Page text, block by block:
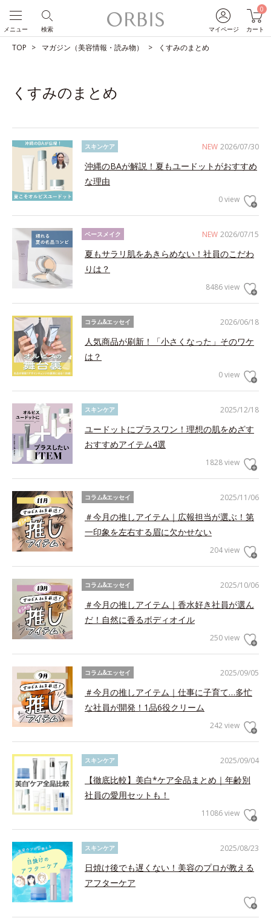
マイページ
0
カート
検索
メニュー
TOP マガジン（美容情報・読み物） くすみのまとめ
くすみのまとめ
NEW 2026/07/30
スキンケア
沖縄のBAが解説！夏もユードットがおすすめ
な理由
0 view
NEW 2026/07/15
ベースメイク
夏もサラリ肌をあきらめない！社員のこだわ
りは？
8486 view
2026/06/18
コラム&エッセイ
人気商品が刷新！「小さくなった」そのワケ
は？
0 view
2025/12/18
スキンケア
ユードットにプラスワン！理想の肌をめざす
おすすめアイテム4選
1828 view
2025/11/06
コラム&エッセイ
＃今月の推しアイテム｜広報担当が選ぶ！第
一印象を左右する眉に欠かせない
204 view
2025/10/06
コラム&エッセイ
＃今月の推しアイテム｜香水好き社員が選ん
だ！自然に香るボディオイル
250 view
2025/09/05
コラム&エッセイ
＃今月の推しアイテム｜仕事に子育て…多忙
な社員が開発！1品6役クリーム
242 view
2025/09/04
スキンケア
【徹底比較】美白*ケア全品まとめ｜年齢別
社員の愛用セットも！
11086 view
2025/08/23
スキンケア
日焼け後でも遅くない！美容のプロが教える
アフターケア